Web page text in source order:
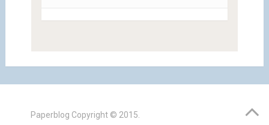
Paperblog Copyright © 2015.